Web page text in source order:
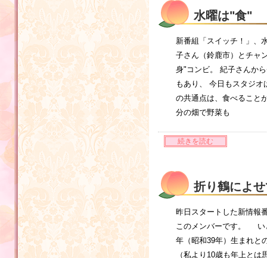
水曜は"食"
新番組「スイッチ！」
子さん（鈴鹿市）とチャ
身"コンビ。 紀子さんか
もあり、 今日もスタジ
の共通点は、食べること
分の畑で野菜も
続きを読む
折り鶴によ
昨日スタートした新情報
このメンバーです。 い
年（昭和39年）生まれと
（私より10歳も年上と